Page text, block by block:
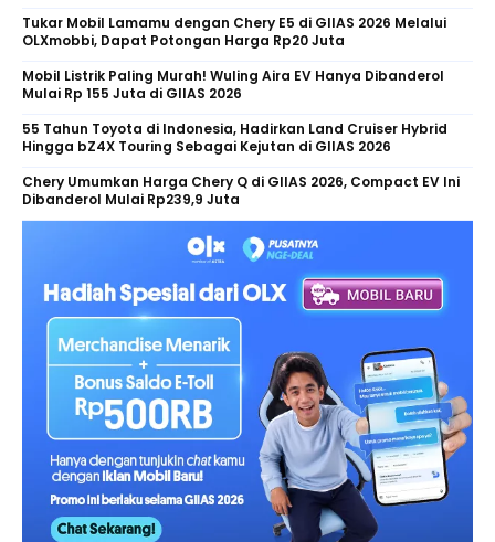
Tukar Mobil Lamamu dengan Chery E5 di GIIAS 2026 Melalui
OLXmobbi, Dapat Potongan Harga Rp20 Juta
Mobil Listrik Paling Murah! Wuling Aira EV Hanya Dibanderol
Mulai Rp 155 Juta di GIIAS 2026
55 Tahun Toyota di Indonesia, Hadirkan Land Cruiser Hybrid
Hingga bZ4X Touring Sebagai Kejutan di GIIAS 2026
Chery Umumkan Harga Chery Q di GIIAS 2026, Compact EV Ini
Dibanderol Mulai Rp239,9 Juta